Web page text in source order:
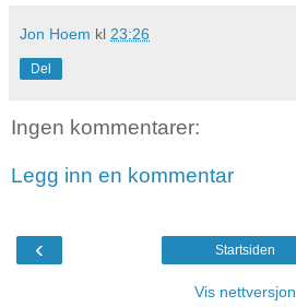
Jon Hoem kl 23:26
Del
Ingen kommentarer:
Legg inn en kommentar
‹ Startsiden
Vis nettversjon